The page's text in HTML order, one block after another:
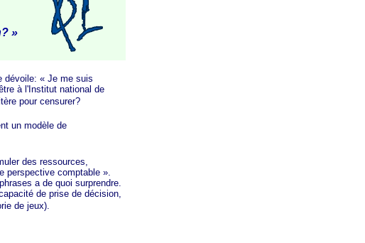
»
dévoile: « Jeme suis
à l'Institut national de
pour censurer?
un modèle de
des ressources,
perspective comptable ».
a de quoi surprendre.
de prise de décision,
de jeux).